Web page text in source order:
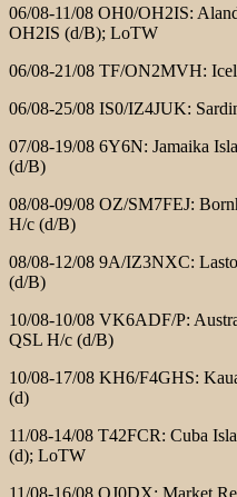
06/08-11/08 OH0/OH2IS:
OH2IS (d/B); LoTW
06/08-21/08 TF/ON2MVH:
06/08-25/08 IS0/IZ4JUK:
07/08-19/08 6Y6N: Jamaika
(d/B)
08/08-09/08 OZ/SM7FEJ:
H/c (d/B)
08/08-12/08 9A/IZ3NXC:
(d/B)
10/08-10/08 VK6ADF/P:
QSL H/c (d/B)
10/08-17/08 KH6/F4GHS:
(d)
11/08-14/08 T42FCR: Cuba
(d); LoTW
11/08-16/08 OJ0DX: Market